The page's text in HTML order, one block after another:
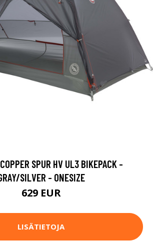
SPUR HV UL3 BIKEPACK -
SILVER - ONESIZE
629 EUR
LISÄTIETOJA